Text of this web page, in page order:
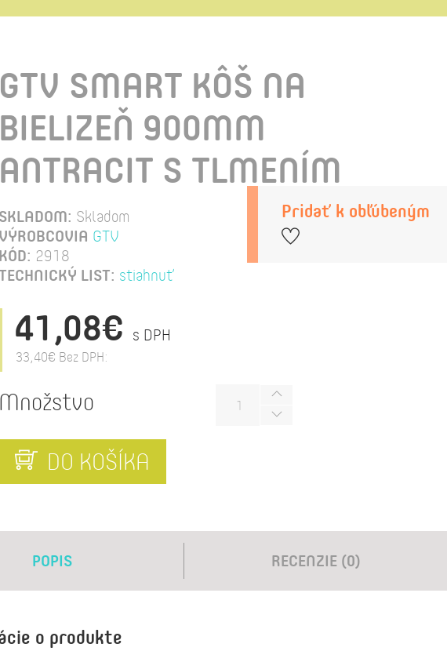
GTV SMART KÔŠ NA
BIELIZEŇ 900MM
ANTRACIT S TLMENÍM
SKLADOM: Skladom
VÝROBCOVIA GTV
KÓD: 2918
LIST: stiahnuť
Pridať k obľúbeným
41,08€ s DPH
33,40€ Bez DPH:
Množstvo
DO KOŠÍKA
POPIS RECENZIE (0)
o produkte